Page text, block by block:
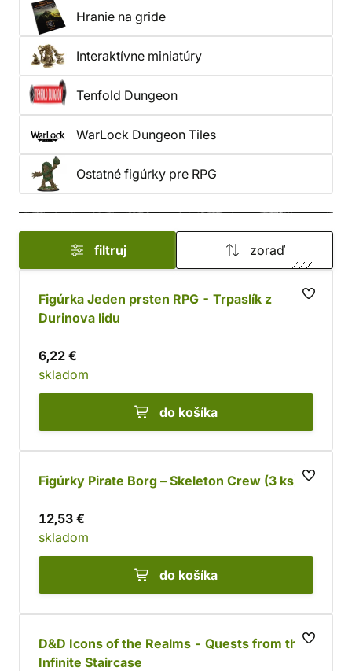
Hranie na gride
Interaktívne miniatúry
Tenfold Dungeon
WarLock Dungeon Tiles
Ostatné figúrky pre RPG
filtruj zoraď
Figúrka Jeden prsten RPG - Trpaslík z
Durinova lidu
6,22 €
skladom
do košíka
Figúrky Pirate Borg – Skeleton Crew (3 ks)
12,53 €
skladom
do košíka
D&D Icons of the Realms - Quests from the
Infinite Staircase